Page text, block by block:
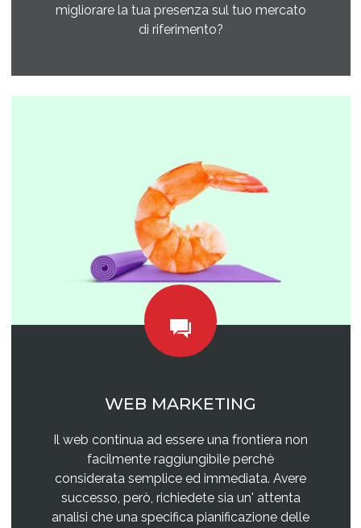
migliorare la tua presenza sul tuo mercato
di riferimento?
WEB MARKETING
Il web continua ad essere una frontiera non
facilmente raggiungibile perchè
considerata semplice ed immediata. Avere
successo, però, richiedete sia un' attenta
analisi che una specifica pianificazione delle